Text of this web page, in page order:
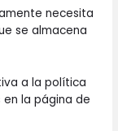
necesita
se almacena
a la política
la página de